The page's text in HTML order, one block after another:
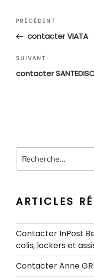
Navigation
l’article
Article
précédent
PRÉCÉDENT
contacter VIATA
Article
suivant
SUIVANT
contacter
pour
ARTICLES
Contacter InPost
colis, lockers et
Contacter Anne